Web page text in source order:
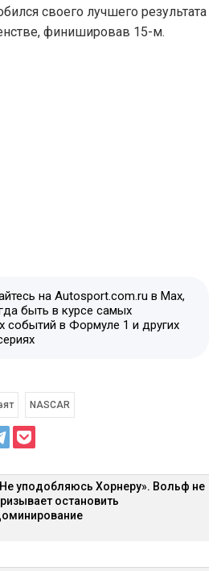
своего лучшего результата
финишировав 15-м.
на Autosport.com.ru в Max,
быть в курсе самых
событий в Формуле 1 и других
NASCAR
уподобляюсь Хорнеру». Вольф не
остановить